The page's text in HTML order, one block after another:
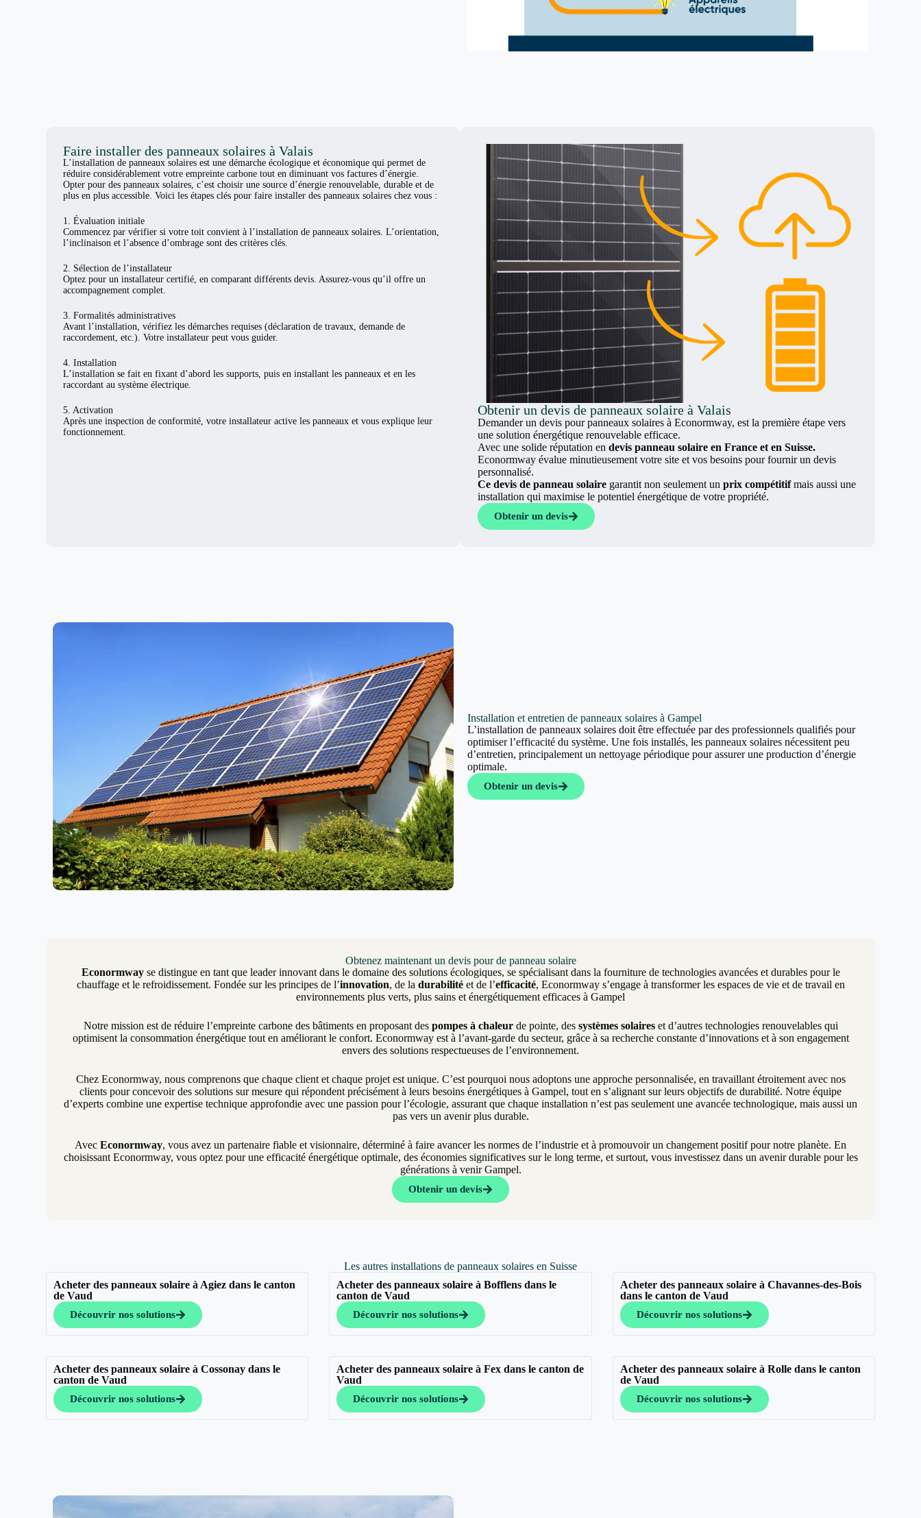
Faire installer des panneaux solaires à Valais
L’installation de panneaux solaires est une démarche écologique et économique qui permet de
réduire considérablement votre empreinte carbone tout en diminuant vos factures d’énergie.
Opter pour des panneaux solaires, c’est choisir une source d’énergie renouvelable, durable et de
plus en plus accessible. Voici les étapes clés pour faire installer des panneaux solaires chez vous :
1. Évaluation initiale
Commencez par vérifier si votre toit convient à l’installation de panneaux solaires. L’orientation,
l’inclinaison et l’absence d’ombrage sont des critères clés.
2. Sélection de l’installateur
Optez pour un installateur certifié, en comparant différents devis. Assurez-vous qu’il offre un
accompagnement complet.
3. Formalités administratives
Avant l’installation, vérifiez les démarches requises (déclaration de travaux, demande de
raccordement, etc.). Votre installateur peut vous guider.
4. Installation
L’installation se fait en fixant d’abord les supports, puis en installant les panneaux et en les
raccordant au système électrique.
5. Activation
Après une inspection de conformité, votre installateur active les panneaux et vous explique leur
fonctionnement.
Obtenir un devis de panneaux solaire à Valais
Demander un devis pour panneaux solaires à Econormway, est la première étape vers
une solution énergétique renouvelable efficace.
Avec une solide réputation en devis panneau solaire en France et en Suisse.
Econormway évalue minutieusement votre site et vos besoins pour fournir un devis
personnalisé.
Ce devis de panneau solaire garantit non seulement un prix compétitifmais aussi une
installation qui maximise le potentiel énergétique de votre propriété.
Obtenir un devis
Installation et entretien de panneaux solaires à Gampel
L’installation de panneaux solaires doit être effectuée par des professionnels qualifiés pour
optimiser l’efficacité du système. Une fois installés, les panneaux solaires nécessitent peu
d’entretien, principalement un nettoyage périodique pour assurer une production d’énergie
optimale.
Obtenir un devis
Obtenez maintenant un devis pour de panneau solaire
Econormwayse distingue en tant que leader innovant dans le domaine des solutions écologiques, se spécialisant dans la fourniture de technologies avancées et durables pour le
chauffage et le refroidissement. Fondée sur les principes de l’innovation, de la durabilitéet de l’efficacité, Econormway s’engage à transformer les espaces de vie et de travail en
environnements plus verts, plus sains et énergétiquement efficaces à Gampel
Notre mission est de réduire l’empreinte carbone des bâtiments en proposant des pompes à chaleurde pointe, des systèmes solaireset d’autres technologies renouvelables qui
optimisent la consommation énergétique tout en améliorant le confort. Econormway est à l’avant-garde du secteur, grâce à sa recherche constante d’innovations et à son engagement
envers des solutions respectueuses de l’environnement.
Chez Econormway, nous comprenons que chaque client et chaque projet est unique. C’est pourquoi nous adoptons une approche personnalisée, en travaillant étroitement avec nos
clients pour concevoir des solutions sur mesure qui répondent précisément à leurs besoins énergétiques à Gampel, tout en s’alignant sur leurs objectifs de durabilité. Notre équipe
d’experts combine une expertise technique approfondie avec une passion pour l’écologie, assurant que chaque installation n’est pas seulement une avancée technologique, mais aussi un
pas vers un avenir plus durable.
Avec Econormway, vous avez un partenaire fiable et visionnaire, déterminé à faire avancer les normes de l’industrie et à promouvoir un changement positif pour notre planète. En
choisissant Econormway, vous optez pour une efficacité énergétique optimale, des économies significatives sur le long terme, et surtout, vous investissez dans un avenir durable pour les
générations à venir Gampel.
Obtenir un devis
Les autres installations de panneaux solaires en Suisse
Acheter des panneaux solaire à Agiez dans le canton
de Vaud
Découvrir nos solutions
Acheter des panneaux solaire à Bofflens dans le
canton de Vaud
Découvrir nos solutions
Acheter des panneaux solaire à Chavannes-des-Bois
dans le canton de Vaud
Découvrir nos solutions
Acheter des panneaux solaire à Cossonay dans le
canton de Vaud
Découvrir nos solutions
Acheter des panneaux solaire à Fex dans le canton de
Vaud
Découvrir nos solutions
Acheter des panneaux solaire à Rolle dans le canton
de Vaud
Découvrir nos solutions